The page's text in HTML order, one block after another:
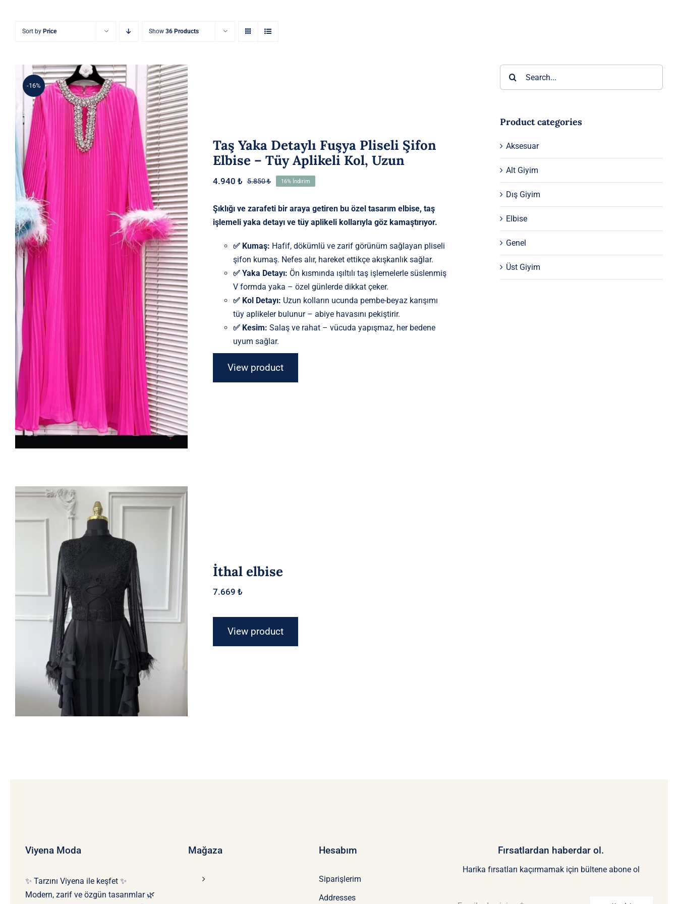
Sort by Price Show 36 Products
-16%
Taş Yaka Detaylı Fuşya Pliseli
Şifon Elbise – Tüy Aplikeli Kol,
Taş Yaka Detaylı Fuşya Pliseli Şifon
Elbise – Tüy Aplikeli Kol, Uzun
5.850₺Orijinal
5.850 ₺.
4.940 ₺
Şu
fiyat:
16% İndirim
Şıklığı ve zarafeti bir araya getiren bu özel tasarım elbise, taş
işlemeli yaka detayı ve tüy aplikeli kollarıyla göz kamaştırıyor.
✅ Kumaş: Hafif, dökümlü ve zarif görünüm sağlayan pliseli
şifon kumaş. Nefes alır, hareket ettikçe akışkanlık sağlar.
✅ Yaka Detayı: Ön kısmında ışıltılı taş işlemelerle süslenmiş
V formda yaka – özel günlerde dikkat çeker.
✅ Kol Detayı: Uzun kolların ucunda pembe-beyaz karışımı
tüy aplikeler bulunur – abiye havasını pekiştirir.
✅ Kesim: Salaş ve rahat – vücuda yapışmaz, her bedene
uyum sağlar.
View product
İthal elbise
İthal elbise
7.669 ₺
View product
Product categories
Aksesuar
Alt Giyim
Dış Giyim
Elbise
Genel
Üst Giyim
Viyena Moda
✨ Tarzını Viyena ile keşfet ✨
Modern, zarif ve özgün tasarımlar 🌿
Mağaza Hesabım
Siparişlerim
Addresses
Fırsatlardan haberdar ol.
Harika fırsatları kaçırmamak için bültene abone ol